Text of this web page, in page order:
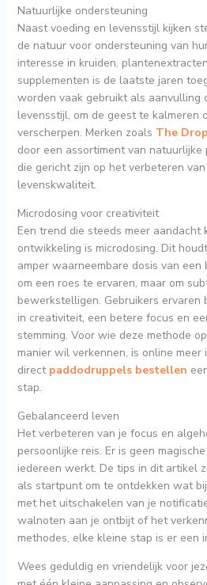
Natuurlijke ondersteuning
Naast voeding en levensstijl kijken
de natuur voor ondersteuning van
interesse in kruiden,
supplementen is de laatste jaren
worden vaak gebruikt als aanvulling
levensstijl, om de geest te kalmeren
verscherpen. Merken zoals The
door een assortiment van
die gericht zijn op het verbeteren
levenskwaliteit.
Microdosing voor creativiteit
Een trend die steeds meer aandacht
ontwikkeling is microdosing. Dit
amper waarneembare dosis van
om een roes te ervaren, maar om
bewerkstelligen. Gebruikers ervaren
in creativiteit, een betere focus en
stemming. Voor wie deze methode
manier wil verkennen, is online
direct paddodruppels bestellen
stap.
Gebalanceerd leven
Het verbeteren van je focus en
persoonlijke reis. Er is geen
iedereen werkt. De tips in dit artikel
als startpunt om te ontdekken wat
met het uitschakelen van je
walnoten aan je ontbijt of het
methodes, elke kleine stap is er een
Wees geduldig en vriendelijk voor